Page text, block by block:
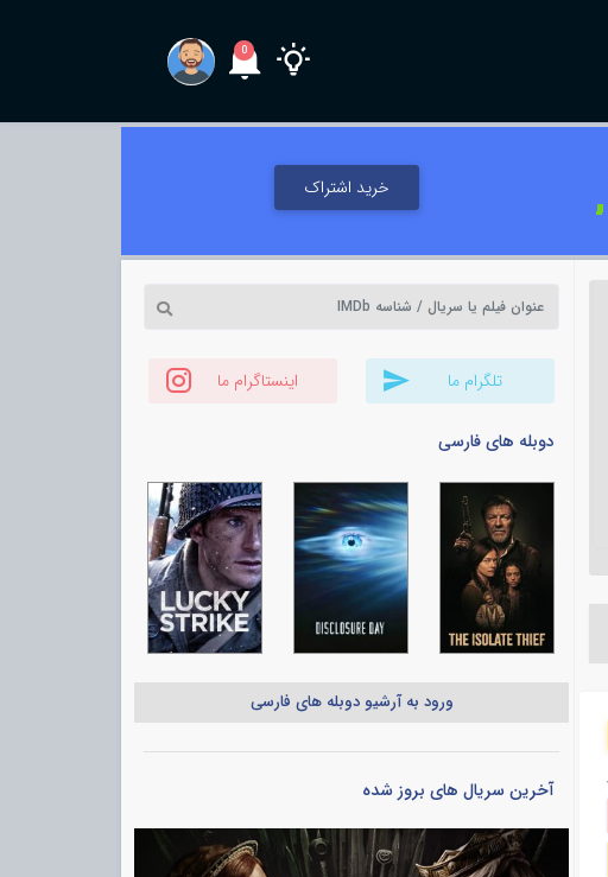
0
خرید اشتراک
تلگرام ما اینستاگرام ما
دوبله های فارسی
ورود به آرشیو دوبله های فارسی
آخرین سریال های بروز شده